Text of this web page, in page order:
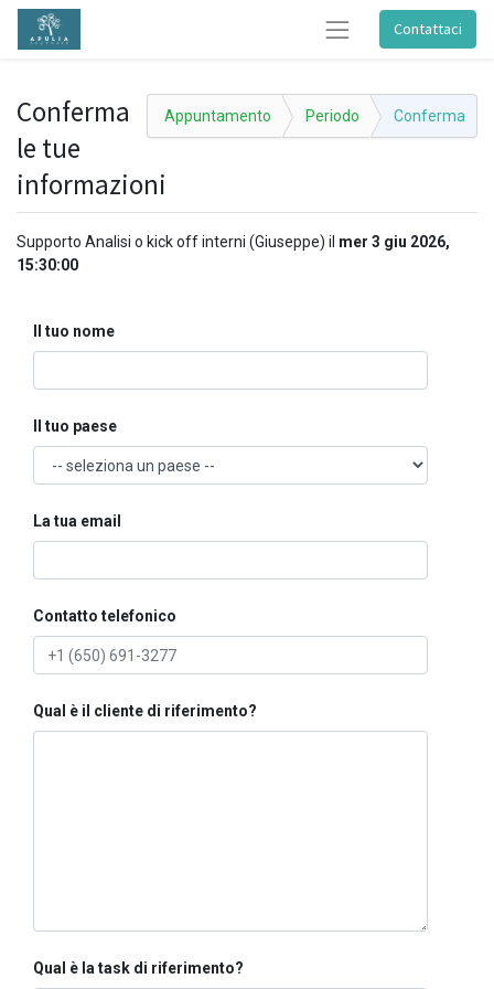
Contattaci
Appuntamento Periodo Conferma
Conferma
le tue
informazioni
Supporto Analisi o kick off interni (Giuseppe) il mer 3 giu 2026,
15:30:00
Il tuo nome
Il tuo paese
La tua email
Contatto telefonico
Qual è il cliente di riferimento?
Qual è la task di riferimento?